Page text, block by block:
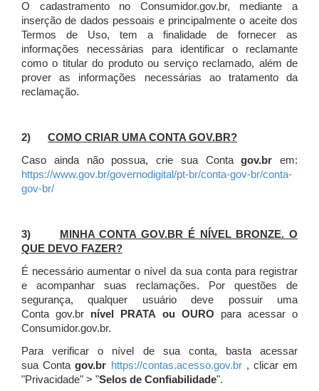
O cadastramento no Consumidor.gov.br, mediante a
inserção de dados pessoais e principalmente o aceite dos
Termos de Uso, tem a finalidade de fornecer as
informações necessárias para identificar o reclamante
como o titular do produto ou serviço reclamado, além de
prover as informações necessárias ao tratamento da
reclamação.
2) COMO CRIAR UMA CONTA GOV.BR?
Caso ainda não possua, crie sua Contagov.br em:
https://www.gov.br/governodigital/pt-br/conta-gov-br/conta-
gov-br/
3)
MINHA CONTA GOV.BR É NÍVEL BRONZE. O
QUE DEVO FAZER?
É necessário aumentar o nível da sua conta para registrar
e acompanhar suas reclamações. Por questões de
segurança, qualquer usuário deve possuir uma
Conta gov.br nível PRATA ou OURO para acessar o
Consumidor.gov.br.
Para verificar o nível de sua conta, basta acessar
sua Contagov.br https://contas.acesso.gov.br, clicar em
"Privacidade" > "Selos de Confiabilidade".